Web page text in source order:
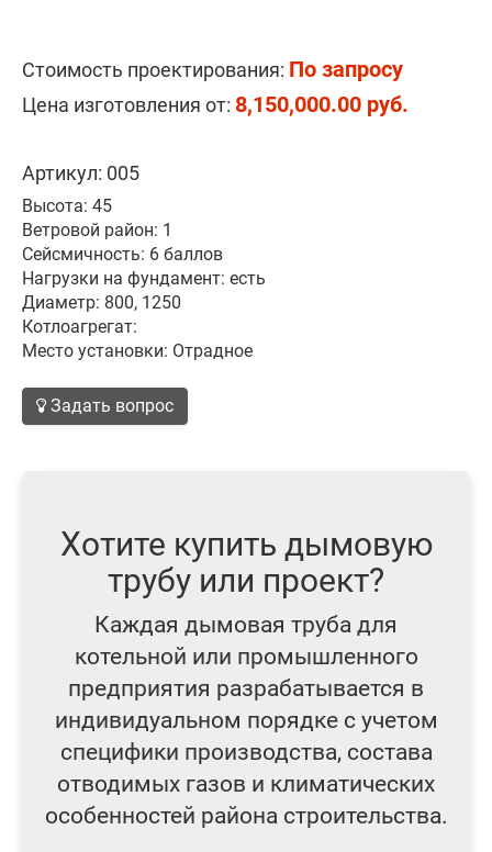
Стоимость проектирования: По запросу
Цена изготовления от: 8,150,000.00 руб.
Артикул: 005
Высота: 45
Ветровой район: 1
Сейсмичность: 6 баллов
Нагрузки на фундамент: есть
Диаметр: 800, 1250
Котлоагрегат:
Место установки: Отрадное
Задать вопрос
Хотите купить дымовую
трубу или проект?
Каждая дымовая труба для
котельной или промышленного
предприятия разрабатывается в
индивидуальном порядке с учетом
специфики производства, состава
отводимых газов и климатических
особенностей района строительства.